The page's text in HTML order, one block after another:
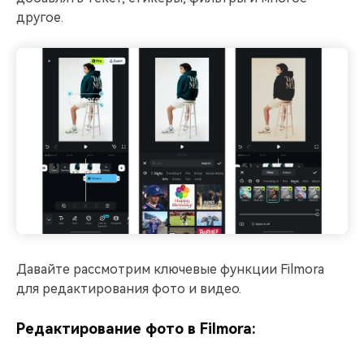
другое.
Давайте рассмотрим ключевые функции Filmora
для редактирования фото и видео.
Редактирование фото в Filmora: